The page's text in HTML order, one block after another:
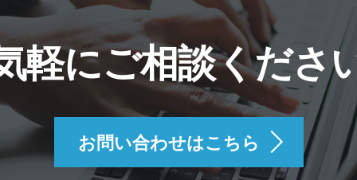
軽にご相談くださ
お問い合わせはこちら